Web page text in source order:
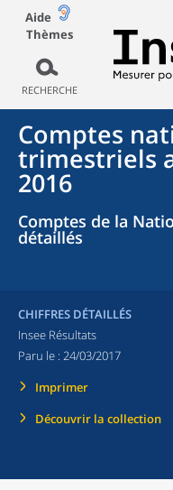
Aide
Thèmes
RECHERCHE
Comptes
trimestriels
2016
Comptes de la
détaillés
CHIFFRES DÉTAILLÉS
Insee Résultats
Paru le : 24/03/2017
Imprimer
Découvrir la collection